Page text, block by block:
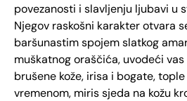
povezanosti i slavljenju ljubavi u
Njegov raskošni karakter otvara
baršunastim spojem slatkog
muškatnog oraščića, uvodeći
brušene kože, irisa i bogate,
vremenom, miris sjeda na kožu